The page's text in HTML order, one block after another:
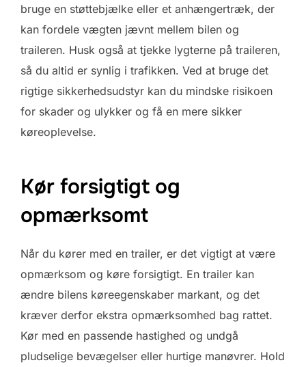
bruge en støttebjælke eller et anhængertræk, der
kan fordele vægten jævnt mellem bilen og
traileren. Husk også at tjekke lygterne på traileren,
så du altid er synlig i trafikken. Ved at bruge det
rigtige sikkerhedsudstyr kan du mindske risikoen
for skader og ulykker og få en mere sikker
køreoplevelse.
Kør forsigtigt og
opmærksomt
Når du kører med en trailer, er det vigtigt at være
opmærksom og køre forsigtigt. En trailer kan
ændre bilens køreegenskaber markant, og det
kræver derfor ekstra opmærksomhed bag rattet.
Kør med en passende hastighed og undgå
pludselige bevægelser eller hurtige manøvrer. Hold